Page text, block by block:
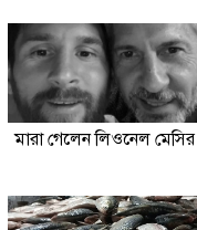
মারা গেলেন লিওনেল মেসির